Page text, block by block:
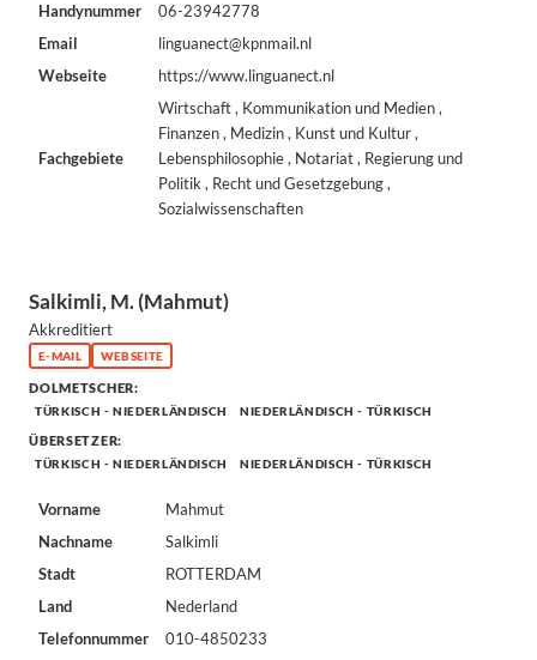
Handynummer
06-23942778
Email
linguanect@kpnmail.nl
Webseite
https://www.linguanect.nl
Fachgebiete
Wirtschaft , Kommunikation und Medien ,
Finanzen , Medizin , Kunst und Kultur ,
Lebensphilosophie , Notariat , Regierung und
Politik , Recht und Gesetzgebung ,
Sozialwissenschaften
Salkimli, M. (Mahmut)
Akkreditiert
E-MAIL WEBSEITE
DOLMETSCHER:
TÜRKISCH - NIEDERLÄNDISCH NIEDERLÄNDISCH - TÜRKISCH
ÜBERSETZER:
TÜRKISCH - NIEDERLÄNDISCH NIEDERLÄNDISCH - TÜRKISCH
Vorname
Mahmut
Nachname
Salkimli
Stadt
ROTTERDAM
Land
Nederland
Telefonnummer
010-4850233